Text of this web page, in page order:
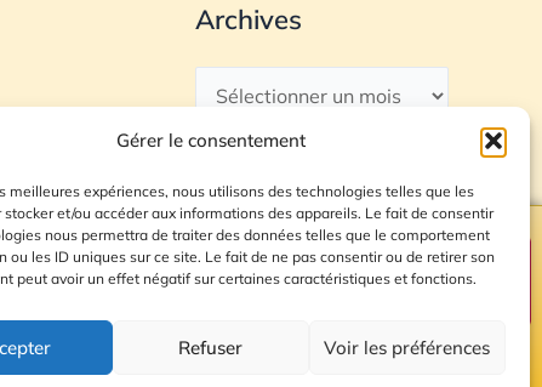
Gérer le consentement
meilleures expériences, nous utilisons des technologies telles que les
stocker et/ou accéder aux informations des appareils. Le fait de consentir
nous permettra de traiter des données telles que le comportement
ou les ID uniques sur ce site. Le fait de ne pas consentir ou de retirer son
peut avoir un effet négatif sur certaines caractéristiques et fonctions.
Refuser Voir les préférences
Archives
du site